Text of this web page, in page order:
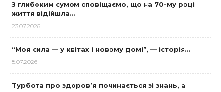
З глибоким сумом сповіщаємо, що на 70-му році
життя відійшла…
23.07.2026
“Моя сила — у квітах і новому домі”, — історія…
8.07.2026
Турбота про здоров’я починається зі знань, а